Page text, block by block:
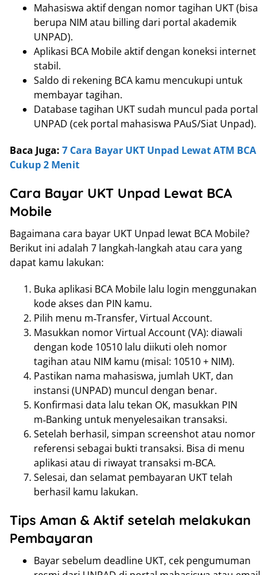
Mahasiswa aktif dengan nomor tagihan UKT (bisa
berupa NIM atau billing dari portal akademik
UNPAD).
Aplikasi BCA Mobile aktif dengan koneksi internet
stabil.
Saldo di rekening BCA kamu mencukupi untuk
membayar tagihan.
Database tagihan UKT sudah muncul pada portal
UNPAD (cek portal mahasiswa PAuS/Siat Unpad).
Baca Juga: 7 Cara Bayar UKT Unpad Lewat ATM BCA
Cukup 2 Menit
Cara Bayar UKT Unpad Lewat BCA
Mobile
Bagaimana cara bayar UKT Unpad lewat BCA Mobile?
Berikut ini adalah 7 langkah-langkah atau cara yang
dapat kamu lakukan:
Buka aplikasi BCA Mobile lalu login menggunakan
kode akses dan PIN kamu.
Pilih menu m‑Transfer, Virtual Account.
Masukkan nomor Virtual Account (VA): diawali
dengan kode 10510 lalu diikuti oleh nomor
tagihan atau NIM kamu (misal: 10510 + NIM).
Pastikan nama mahasiswa, jumlah UKT, dan
instansi (UNPAD) muncul dengan benar.
Konfirmasi data lalu tekan OK, masukkan PIN
m‑Banking untuk menyelesaikan transaksi.
Setelah berhasil, simpan screenshot atau nomor
referensi sebagai bukti transaksi. Bisa di menu
aplikasi atau di riwayat transaksi m‑BCA.
Selesai, dan selamat pembayaran UKT telah
berhasil kamu lakukan.
Tips Aman & Aktif setelah melakukan
Pembayaran
Bayar sebelum deadline UKT, cek pengumuman